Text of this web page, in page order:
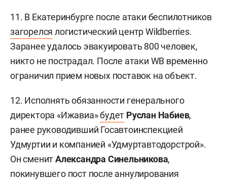
11. В Екатеринбурге после атаки беспилотников
загорелся логистический центр Wildberries.
Заранее удалось эвакуировать 800 человек,
никто не пострадал. После атаки WB временно
ограничил прием новых поставок на объект.
12. Исполнять обязанности генерального
директора «Ижавиа»будет Руслан Набиев,
ранее руководивший Госавтоинспекцией
Удмуртии и компанией «Удмуртавтодорстрой».
Он сменитАлександра Синельникова,
покинувшего пост после аннулирования